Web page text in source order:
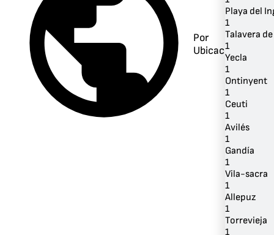
Por
Ubicación
Playa del
1
Talavera
1
Yecla
1
Ontinyent
1
Ceuti
1
Avilés
1
Gandía
1
Vila-sacra
1
Allepuz
1
Torrevieja
1